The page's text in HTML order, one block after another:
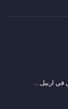
في اربيل…